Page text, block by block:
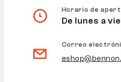
Horario de
De lunes a
Correo